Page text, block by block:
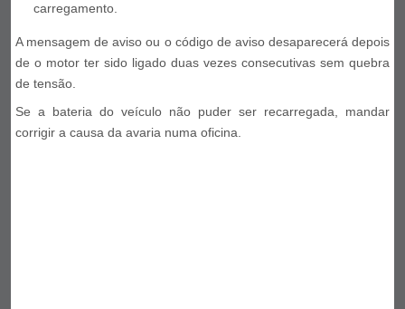
carregamento.
A mensagem de aviso ou o código de aviso desaparecerá depois
de o motor ter sido ligado duas vezes consecutivas sem quebra
de tensão.
Se a bateria do veículo não puder ser recarregada, mandar
corrigir a causa da avaria numa oficina.